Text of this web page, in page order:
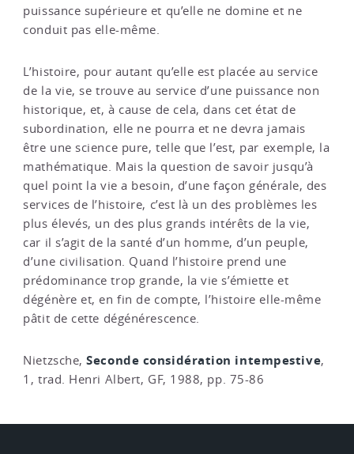
puissance supérieure et qu’elle ne domine et ne
conduit pas elle-même.
L’histoire, pour autant qu’elle est placée au service
de la vie, se trouve au service d’une puissance non
historique, et, à cause de cela, dans cet état de
subordination, elle ne pourra et ne devra jamais
être une science pure, telle que l’est, par exemple, la
mathématique. Mais la question de savoir jusqu’à
quel point la vie a besoin, d’une façon générale, des
services de l’histoire, c’est là un des problèmes les
plus élevés, un des plus grands intérêts de la vie,
car il s’agit de la santé d’un homme, d’un peuple,
d’une civilisation. Quand l’histoire prend une
prédominance trop grande, la vie s’émiette et
dégénère et, en fin de compte, l’histoire elle-même
pâtit de cette dégénérescence.
Nietzsche,Seconde considération intempestive,
1, trad. Henri Albert, GF, 1988, pp. 75-86